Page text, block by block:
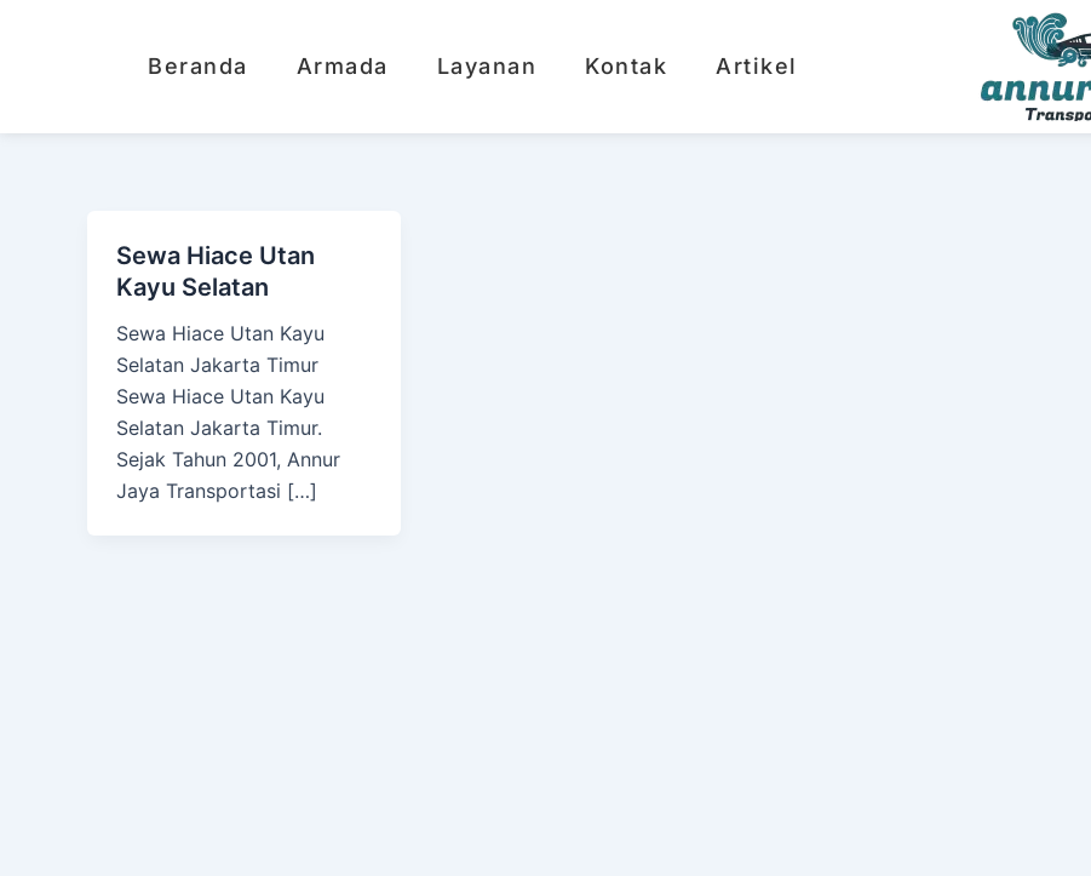
Beranda Armada Layanan Kontak Artikel
Sewa Hiace Utan
Kayu Selatan
Sewa Hiace Utan Kayu
Selatan Jakarta Timur
Sewa Hiace Utan Kayu
Selatan Jakarta Timur.
Sejak Tahun 2001, Annur
Jaya Transportasi […]